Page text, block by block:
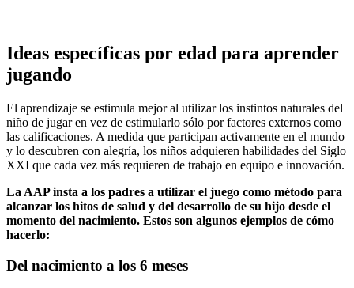
Ideas específicas por edad para aprender
jugando
El aprendizaje se estimula mejor al utilizar los instintos naturales del
niño de jugar en vez de estimularlo sólo por factores externos como
las calificaciones. A medida que participan activamente en el mundo
y lo descubren con alegría, los niños adquieren habilidades del Siglo
XXI que cada vez más requieren de trabajo en equipo e innovación.
La AAP insta a los padres a utilizar el juego como método para
alcanzar los hitos de salud y del desarrollo de su hijo desde el
momento del nacimiento. Estos son algunos ejemplos de cómo
hacerlo:
Del nacimiento a los 6 meses